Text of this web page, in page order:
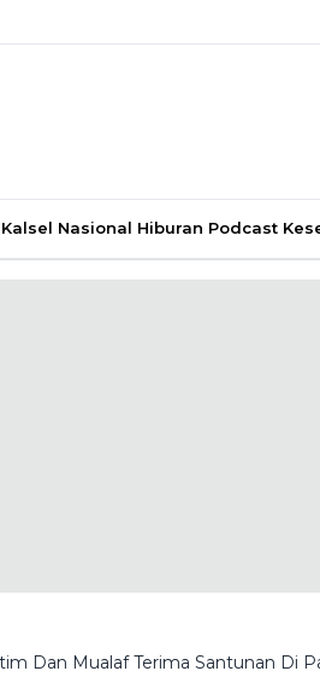
Nasional Hiburan Podcast
Dan Mualaf Terima Santunan Di